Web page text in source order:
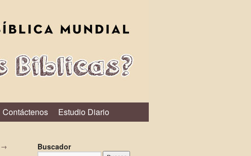
Contáctenos Estudio Diario
→ Buscador